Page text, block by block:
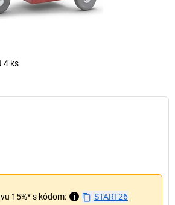
4 ks
15%* s kódom:
i START26